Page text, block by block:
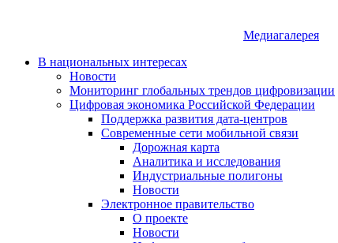
Медиагалерея
В национальных интересах
Новости
Мониторинг глобальных трендов цифровизации
Цифровая экономика Российской Федерации
Поддержка развития дата-центров
Современные сети мобильной связи
Дорожная карта
Аналитика и исследования
Индустриальные полигоны
Новости
Электронное правительство
О проекте
Новости